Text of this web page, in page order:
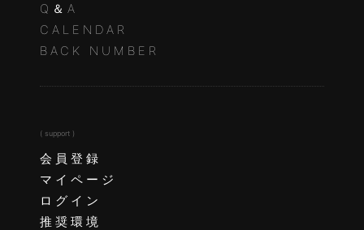
Q＆A
CALENDAR
BACK NUMBER
( support )
会員登録
マイページ
ログイン
推奨環境